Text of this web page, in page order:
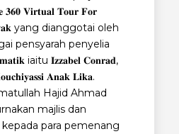
𝟑𝟔𝟎 𝐕𝐢𝐫𝐭𝐮𝐚𝐥 𝐓𝐨𝐮𝐫 𝐅𝐨𝐫
yang dianggotai oleh
pensyarah penyelia
iaitu 𝐈𝐳𝐳𝐚𝐛𝐞𝐥 𝐂𝐨𝐧𝐫𝐚𝐝,
𝐀𝐧𝐚𝐤 𝐋𝐢𝐤𝐚.
Hajid Ahmad
majlis dan
para pemenang